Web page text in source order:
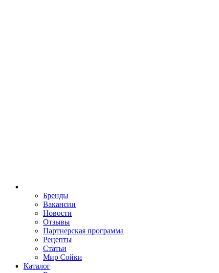
Бренды
Вакансии
Новости
Отзывы
Партнерская программа
Рецепты
Статьи
Мир Сойки
Каталог